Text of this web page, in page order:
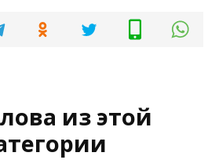
из этой